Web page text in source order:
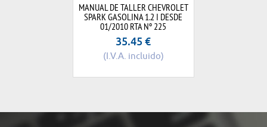
MANUAL DE TALLER CHEVROLET
SPARK GASOLINA 1.2 I DESDE
01/2010 RTA Nº 225
35.45 €
(I.V.A. incluido)